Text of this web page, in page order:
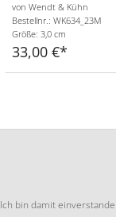
von Wendt & Kühn
Bestellnr.: WK634_23M
Größe: 3,0 cm
33,00 €
Ich bin damit